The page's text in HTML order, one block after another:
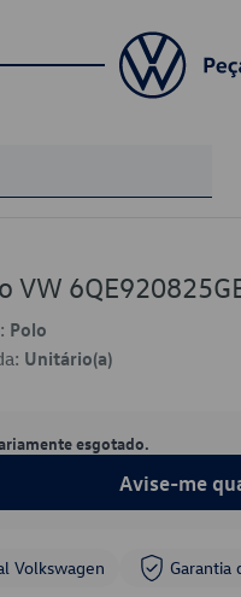
VW
Polo
Unitário(a)
esgotado.
Avise-me
Volkswagen Garantia